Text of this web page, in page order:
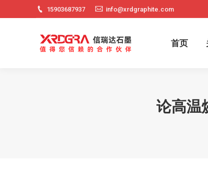
15903687937 info@xrdgraphite.com
首页
论高温
首页